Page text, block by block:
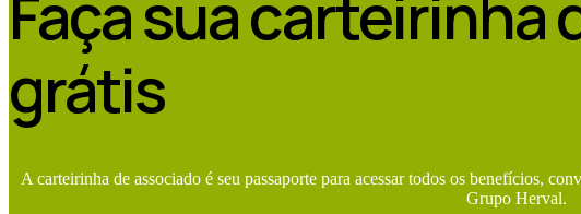
grátis
A carteirinha de associado é seu passaporte para acessar todos os benefícios,
Grupo Herval.